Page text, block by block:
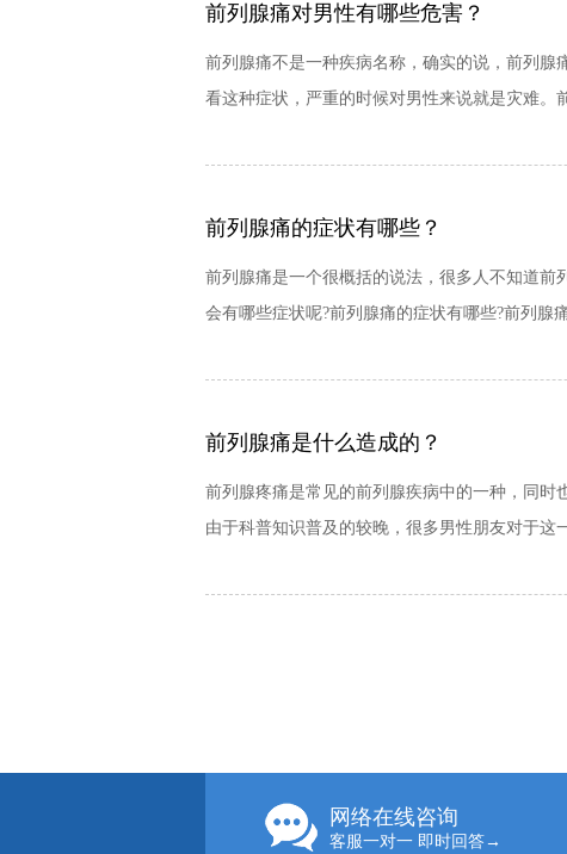
前列腺痛对男性有哪些危害？
前列腺痛不是一种疾病名称，确实的说，前列
看这种症状，严重的时候对男性来说就是灾难。
前列腺痛的症状有哪些？
前列腺痛是一个很概括的说法，很多人不知道
会有哪些症状呢?前列腺痛的症状有哪些?前列
前列腺痛是什么造成的？
前列腺疼痛是常见的前列腺疾病中的一种，同
由于科普知识普及的较晚，很多男性朋友对于
网络在线咨询
客服一对一 即时回答→